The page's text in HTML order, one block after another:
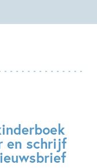
en schrijf